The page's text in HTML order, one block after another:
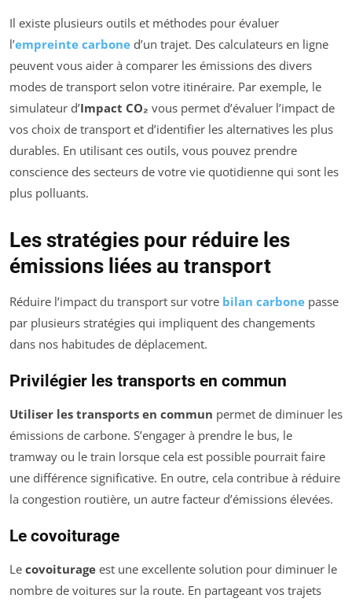
Il existe plusieurs outils et méthodes pour évaluer
l’empreinte carbone d’un trajet. Des calculateurs en ligne
peuvent vous aider à comparer les émissions des divers
modes de transport selon votre itinéraire. Par exemple, le
simulateur d’Impact CO₂ vous permet d’évaluer l’impact de
vos choix de transport et d’identifier les alternatives les plus
durables. En utilisant ces outils, vous pouvez prendre
conscience des secteurs de votre vie quotidienne qui sont les
plus polluants.
Les stratégies pour réduire les
émissions liées au transport
Réduire l’impact du transport sur votre bilan carbone passe
par plusieurs stratégies qui impliquent des changements
dans nos habitudes de déplacement.
Privilégier les transports en commun
Utiliser les transports en commun permet de diminuer les
émissions de carbone. S’engager à prendre le bus, le
tramway ou le train lorsque cela est possible pourrait faire
une différence significative. En outre, cela contribue à réduire
la congestion routière, un autre facteur d’émissions élevées.
Le covoiturage
Le covoiturage est une excellente solution pour diminuer le
nombre de voitures sur la route. En partageant vos trajets